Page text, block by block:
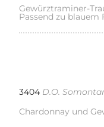
Gewürztraminer-
Passend zu blauem
3404 D.O.
Chardonnay und